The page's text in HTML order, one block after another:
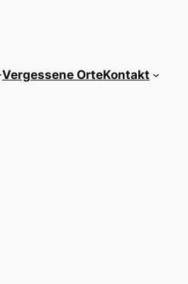
Vergessene OrteKontakt